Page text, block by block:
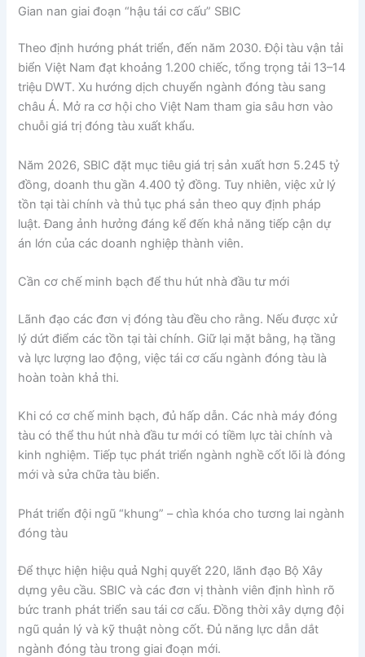
Gian nan giai đoạn “hậu tái cơ cấu” SBIC
Theo định hướng phát triển, đến năm 2030. Đội tàu vận tải
biển Việt Nam đạt khoảng 1.200 chiếc, tổng trọng tải 13–14
triệu DWT. Xu hướng dịch chuyển ngành đóng tàu sang
châu Á. Mở ra cơ hội cho Việt Nam tham gia sâu hơn vào
chuỗi giá trị đóng tàu xuất khẩu.
Năm 2026, SBIC đặt mục tiêu giá trị sản xuất hơn 5.245 tỷ
đồng, doanh thu gần 4.400 tỷ đồng. Tuy nhiên, việc xử lý
tồn tại tài chính và thủ tục phá sản theo quy định pháp
luật. Đang ảnh hưởng đáng kể đến khả năng tiếp cận dự
án lớn của các doanh nghiệp thành viên.
Cần cơ chế minh bạch để thu hút nhà đầu tư mới
Lãnh đạo các đơn vị đóng tàu đều cho rằng. Nếu được xử
lý dứt điểm các tồn tại tài chính. Giữ lại mặt bằng, hạ tầng
và lực lượng lao động, việc tái cơ cấu ngành đóng tàu là
hoàn toàn khả thi.
Khi có cơ chế minh bạch, đủ hấp dẫn. Các nhà máy đóng
tàu có thể thu hút nhà đầu tư mới có tiềm lực tài chính và
kinh nghiệm. Tiếp tục phát triển ngành nghề cốt lõi là đóng
mới và sửa chữa tàu biển.
Phát triển đội ngũ “khung” – chìa khóa cho tương lai ngành
đóng tàu
Để thực hiện hiệu quả Nghị quyết 220, lãnh đạo Bộ Xây
dựng yêu cầu. SBIC và các đơn vị thành viên định hình rõ
bức tranh phát triển sau tái cơ cấu. Đồng thời xây dựng đội
ngũ quản lý và kỹ thuật nòng cốt. Đủ năng lực dẫn dắt
ngành đóng tàu trong giai đoạn mới.